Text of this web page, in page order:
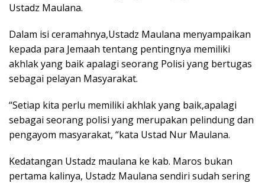
Ustadz Maulana.
Dalam isi ceramahnya,Ustadz Maulana menyampaikan
kepada para Jemaah tentang pentingnya memiliki
akhlak yang baik apalagi seorang Polisi yang bertugas
sebagai pelayan Masyarakat.
“Setiap kita perlu memiliki akhlak yang baik,apalagi
sebagai seorang polisi yang merupakan pelindung dan
pengayom masyarakat, “kata Ustad Nur Maulana.
Kedatangan Ustadz maulana ke kab. Maros bukan
pertama kalinya, Ustadz Maulana sendiri sudah sering